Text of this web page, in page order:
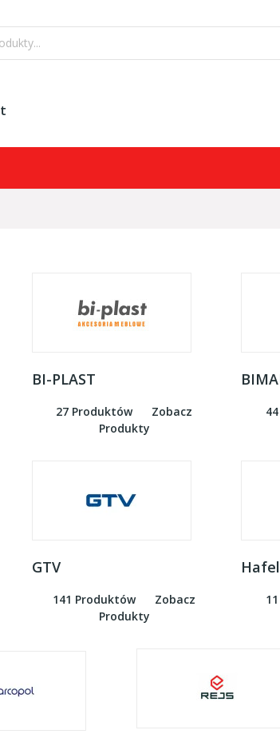
BI-PLAST
27 Produktów
Zobacz
Produkty
GTV
141 Produktów
Zobacz
Produkty